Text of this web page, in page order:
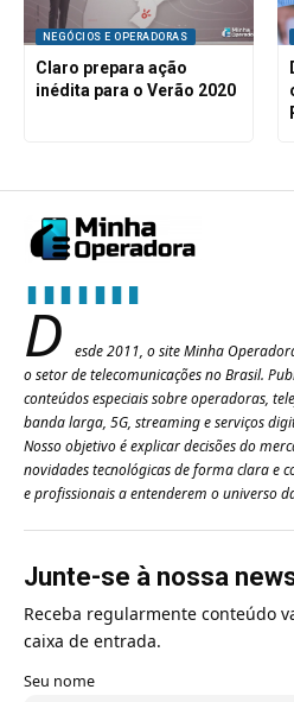
NEGÓCIOS E OPERADORAS
Claro prepara ação
inédita para o Verão 2020
D
esde 2011, o site Minha
o setor de telecomunicações no Brasil.
conteúdos especiais sobre operadoras,
banda larga, 5G, streaming e serviços
Nosso objetivo é explicar decisões do
novidades tecnológicas de forma clara e
e profissionais a entenderem o universo
Junte-se à nossa
Receba regularmente conteúdo
caixa de entrada.
Seu nome